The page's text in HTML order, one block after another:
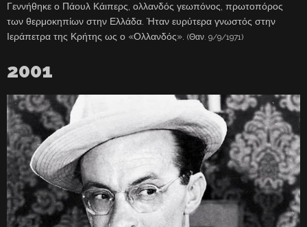
Γεννήθηκε ο Πάουλ Κάιπερς, ολλανδός γεωπόνος, πρωτοπόρος
των θερμοκηπίων στην Ελλάδα. Ήταν ευρύτερα γνωστός στην
Ιεράπετρα της Κρήτης ως ο «Ολλανδός». (Θαν. 9/9/1971)
2001